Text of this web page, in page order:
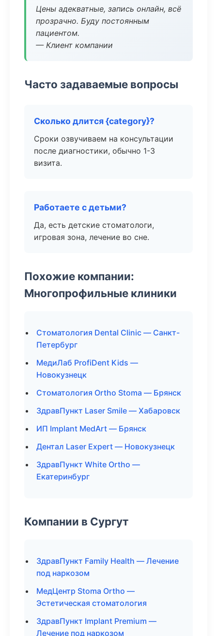
Цены адекватные, запись онлайн, всё
прозрачно. Буду постоянным
пациентом.
— Клиент компании
Часто задаваемые вопросы
Сколько длится {category}?
Сроки озвучиваем на консультации
после диагностики, обычно 1-3
визита.
Работаете с детьми?
Да, есть детские стоматологи,
игровая зона, лечение во сне.
Похожие компании:
Многопрофильные клиники
Стоматология Dental Clinic — Санкт-
Петербург
МедиЛаб ProfiDent Kids —
Новокузнецк
Стоматология Ortho Stoma — Брянск
ЗдравПункт Laser Smile — Хабаровск
ИП Implant MedArt — Брянск
Дентал Laser Expert — Новокузнецк
ЗдравПункт White Ortho —
Екатеринбург
Компании в Сургут
ЗдравПункт Family Health — Лечение
под наркозом
МедЦентр Stoma Ortho —
Эстетическая стоматология
ЗдравПункт Implant Premium —
Лечение под наркозом